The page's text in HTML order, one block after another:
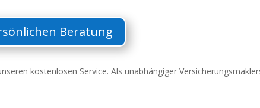
Beratung
kostenlosen Service. Als unabhängiger